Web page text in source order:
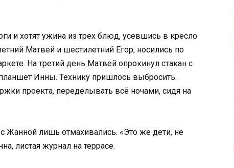
и хотят ужина из трех блюд, усевшись в кресло
Матвей и шестилетний Егор, носились по
На третий день Матвей опрокинул стакан с
Инны. Технику пришлось выбросить.
проекта, переделывать всё ночами, сидя на
Жанной лишь отмахивались. «Это же дети, не
листая журнал на террасе.